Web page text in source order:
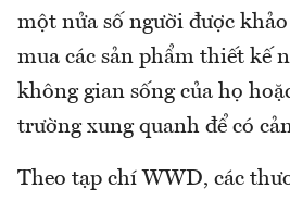
một nửa số người được
mua các sản phẩm thiết kế
không gian sống của họ
trường xung quanh để có
Theo tạp chí WWD, các